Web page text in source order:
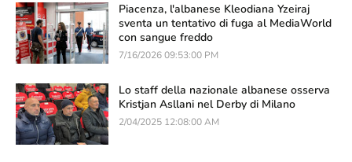
Piacenza, l'albanese Kleodiana Yzeiraj
sventa un tentativo di fuga al MediaWorld
con sangue freddo
7/16/2026 09:53:00 PM
Lo staff della nazionale albanese osserva
Kristjan Asllani nel Derby di Milano
2/04/2025 12:08:00 AM